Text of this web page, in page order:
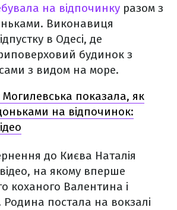
на відпочинку разом з
Виконавиця
в Одесі, де
будинок з
з видом на море.
Могилевська показала, як
на відпочинок:
до Києва Наталія
на якому вперше
коханого Валентина і
постала на вокзалі